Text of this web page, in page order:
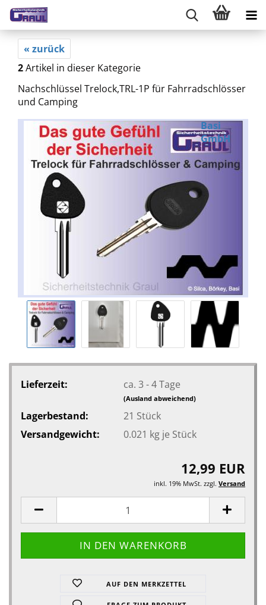
« zurück
2Artikel in dieser Kategorie
Nachschlüssel Trelock,TRL-1P für Fahrradschlösser
und Camping
Basi
GmbH
Lieferzeit: ca. 3 - 4 Tage
(Ausland abweichend)
Lagerbestand: 21 Stück
Versandgewicht:
0.021 kg je Stück
12,99 EUR
inkl. 19% MwSt. zzgl. Versand
AUF DEN MERKZETTEL